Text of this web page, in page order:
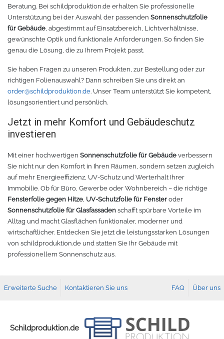
Beratung. Bei schildproduktion.de erhalten Sie professionelle
Unterstützung bei der Auswahl der passenden Sonnenschutzfolie
für Gebäude, abgestimmt auf Einsatzbereich, Lichtverhältnisse,
gewünschte Optik und funktionale Anforderungen. So finden Sie
genau die Lösung, die zu Ihrem Projekt passt.
Sie haben Fragen zu unseren Produkten, zur Bestellung oder zur
richtigen Folienauswahl? Dann schreiben Sie uns direkt an
order@schildproduktion.de. Unser Team unterstützt Sie kompetent,
lösungsorientiert und persönlich.
Jetzt in mehr Komfort und Gebäudeschutz
investieren
Mit einer hochwertigen Sonnenschutzfolie für Gebäude verbessern
Sie nicht nur den Komfort in Ihren Räumen, sondern setzen zugleich
auf mehr Energieeffizienz, UV-Schutz und Werterhalt Ihrer
Immobilie. Ob für Büro, Gewerbe oder Wohnbereich – die richtige
Fensterfolie gegen Hitze, UV-Schutzfolie für Fenster oder
Sonnenschutzfolie für Glasfassaden schafft spürbare Vorteile im
Alltag und macht Glasflächen funktionaler, moderner und
wirtschaftlicher. Entdecken Sie jetzt die leistungsstarken Lösungen
von schildproduktion.de und statten Sie Ihr Gebäude mit
professionellem Sonnenschutz aus.
Erweiterte Suche Kontaktieren Sie uns FAQ Über uns
Schildproduktion.de